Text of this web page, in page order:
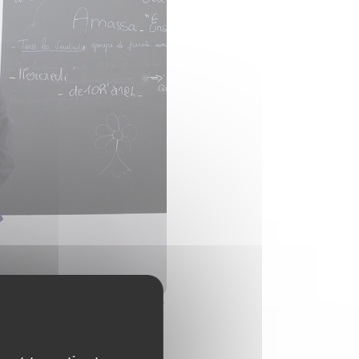
et le Maire Thierry LAVIT